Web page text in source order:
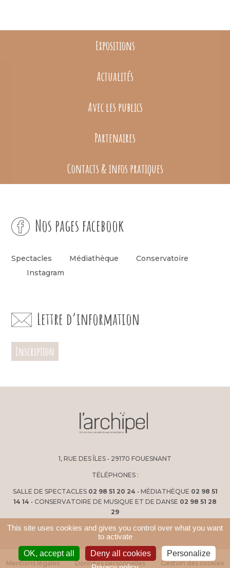
Expositions
Actualités
Avec les publics
Partenaires
Contacts & infos pratiques
Nos pages facebook
Spectacles Médiathèque
Conservatoire
Instagram
Lettre d’information
Inscription
1, RUE DES ÎLES • 29170 FOUESNANT
TÉLÉPHONES :
SALLE DE SPECTACLES 02 98 51 20 24 • MÉDIATHÈQUE 02 98 51
14 14 • CONSERVATOIRE DE MUSIQUE ET DE DANSE 02 98 51 28
29
Mentions légales Données personnelles Gestion des cookies
This site uses cookies and gives you control over what you want
to activate
OK, accept all
Deny all cookies
Personalize